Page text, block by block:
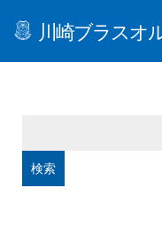
川崎ブラスオ